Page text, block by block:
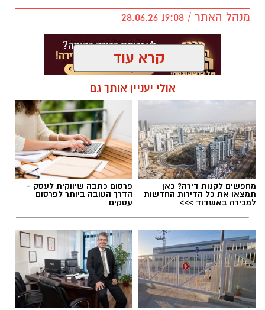
מנהל האתר / 19:08 28.06.26
אזהרת משרד הבריאות ריקול לבורקס של ינון
קרא עוד
אולי יעניין אותך גם
מחפשים לקנות דירה? כאן
תמצאו את כל הדירות החדשות
למכירה באשדוד >>>
פרסום כתבה שיווקית לעסק -
הדרך הטובה ביותר לפרסום
עסקים